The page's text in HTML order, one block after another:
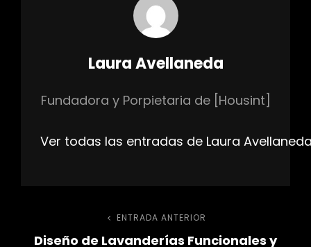
Autor:
Laura Avellaneda
Fundadora y Porpietaria de [Housint]
Ver todas las entradas de Laura
NavegaciónEntrada
anterior
ENTRADA ANTERIOR
Diseño de Lavanderías Funcionales y